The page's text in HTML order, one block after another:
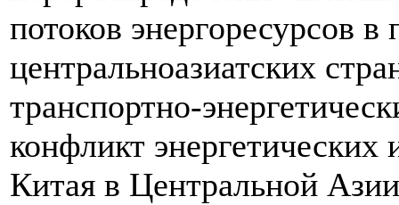
потоков энергоресурсов в
центральноазиатских
транспортно-
конфликт энергетических
Китая в Центральной